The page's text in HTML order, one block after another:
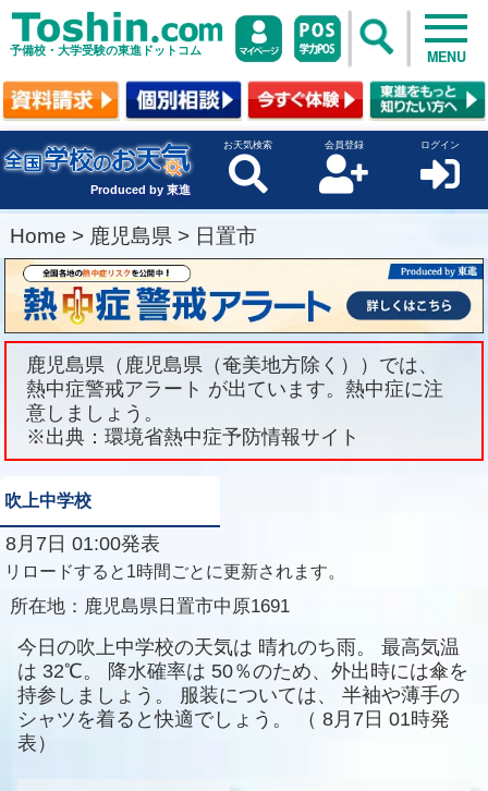
予備校・大学受験の東進ドットコム MENU
Produced by 東進
お天気検索 会員登録 ログイン
Home > 鹿児島県 > 日置市
鹿児島県（鹿児島県（奄美地方除く））では、
熱中症警戒アラート が出ています。熱中症に注
意しましょう。
※出典：環境省熱中症予防情報サイト
吹上中学校
8月7日 01:00発表
リロードすると1時間ごとに更新されます。
所在地： 鹿児島県日置市中原1691
今日の吹上中学校の天気は 晴れのち雨。
最高気温
は 32℃。 降水確率は 50％のため、外出時には傘を
持参しましょう。
服装については、
半袖や薄手の
シャツを着ると快適でしょう。
（ 8月7日 01時発
表）